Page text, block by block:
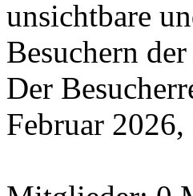
unsichtbare
Besuchern
Der
Februar